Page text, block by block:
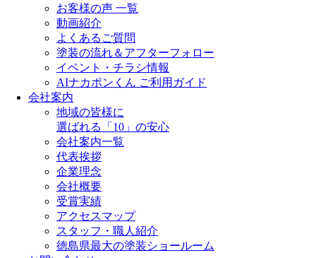
お客様の声 一覧
動画紹介
よくあるご質問
塗装の流れ＆アフターフォロー
イベント・チラシ情報
AIナカポンくん ご利用ガイド
会社案内
地域の皆様に
選ばれる「10」の安心
会社案内一覧
代表挨拶
企業理念
会社概要
受賞実績
アクセスマップ
スタッフ・職人紹介
徳島県最大の塗装ショールーム